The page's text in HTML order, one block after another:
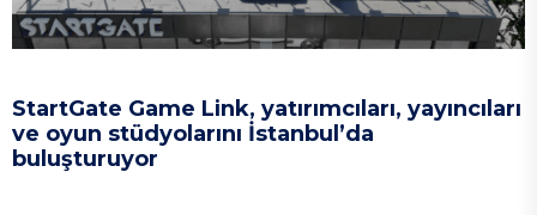
StartGate Game Link, yatırımcıları, yayıncıları
ve oyun stüdyolarını İstanbul’da
buluşturuyor